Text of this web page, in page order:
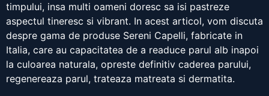
timpului, insa multi oameni doresc sa isi pastreze
aspectul tineresc si vibrant. In acest articol, vom discuta
despre gama de produse Sereni Capelli, fabricate in
Italia, care au capacitatea de a readuce parul alb inapoi
la culoarea naturala, opreste definitiv caderea parului,
regenereaza parul, trateaza matreata si dermatita.